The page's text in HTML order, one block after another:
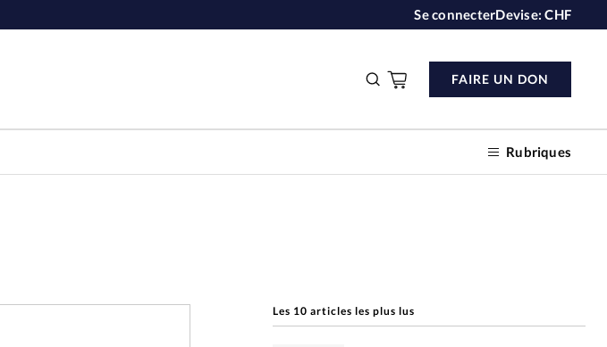
Se connecterDevise:CHF
Rubriques
FAIRE UN DON
Les 10 articles les plus lus